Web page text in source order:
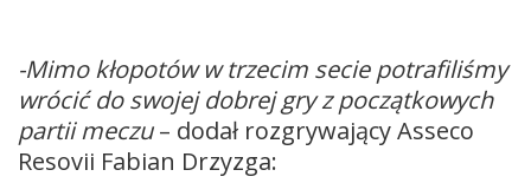
-Mimo kłopotów w trzecim secie potrafiliśmy
wrócić do swojej dobrej gry z początkowych
partii meczu– dodał rozgrywający Asseco
Resovii Fabian Drzyzga: